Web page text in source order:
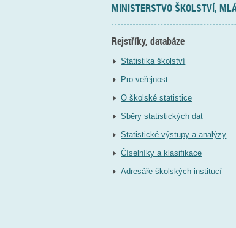
MINISTERSTVO ŠKOLSTVÍ,
Rejstříky, databáze
Statistika školství
Pro veřejnost
O školské statistice
Sběry statistických dat
Statistické výstupy a analýzy
Číselníky a klasifikace
Adresáře školských institucí